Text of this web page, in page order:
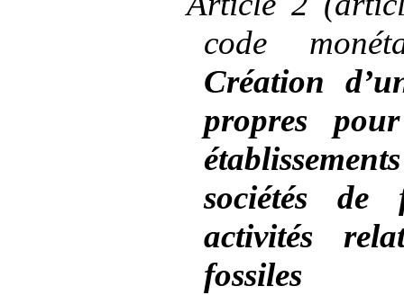
code
Création
propres
sociétés de
activités
fossiles